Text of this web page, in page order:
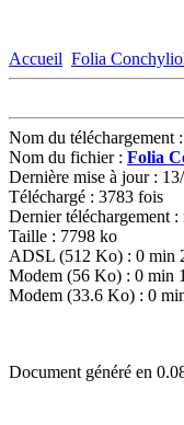
Accueil Folia
Nom du téléchargement :
Nom du fichier : Folia
Dernière mise à jour :
Téléchargé : 3783 fois
Dernier téléchargement :
Taille : 7798 ko
ADSL (512 Ko) : 0 min
Modem (56 Ko) : 0 min
Modem (33.6 Ko) : 0
Document généré en